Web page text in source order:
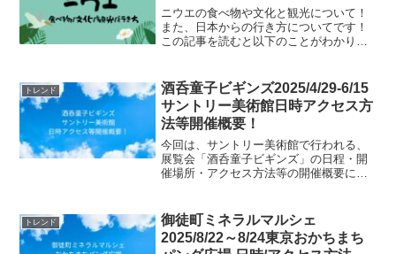
ニウエの食べ物や文化と観光について！
また、日本からの行き方についてです！
この記事を読むと以下のことがわかりま
は、ニウエの食べ物や文化と楽しめる観
光情報、また日本か...
トレンド
酒呑童子ビギンズ2025/4/29-6/15
サントリー美術館日時アクセス方
法等開催概要！
今回は、サントリー美術館で行われる、
展覧会「酒呑童子ビギンズ」の日程・開
催場所・アクセス方法等の開催概要につ
の起源や図様の始まりに焦点を当てた展
覧会が開催。絵巻の...
トレンド
御徒町ミネラルマルシェ
2025/8/22～8/24東京おかちまち